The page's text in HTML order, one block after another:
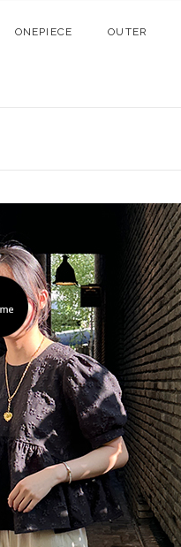
ONEPIECE OUTER